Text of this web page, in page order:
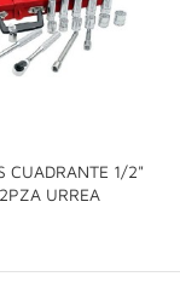
CUADRANTE 1/2"
URREA